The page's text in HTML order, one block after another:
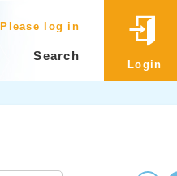
Please log in
Search
Login